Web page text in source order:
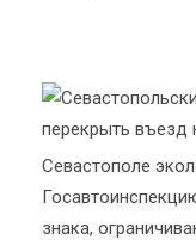
Севастополе
знака,